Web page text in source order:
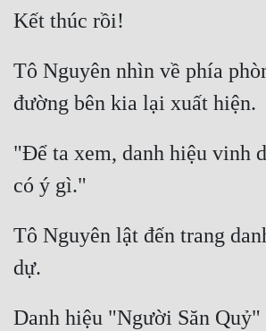
Tô Nguyên nhìn về phía
"Để ta xem, danh hiệu vinh
Tô Nguyên lật đến trang
Danh hiệu "Người Săn Quỷ"